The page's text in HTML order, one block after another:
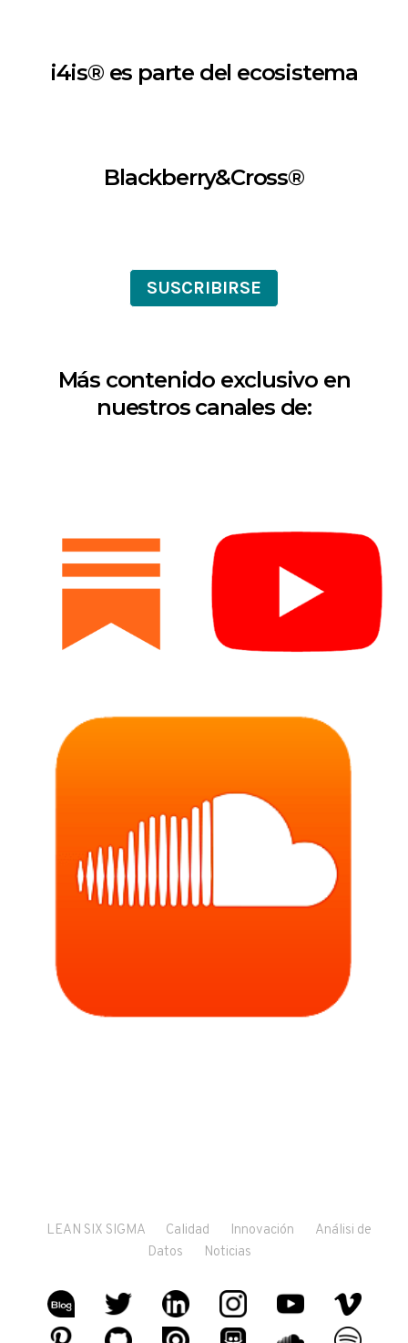
i4is® es parte del ecosistema
Blackberry&Cross®
SUSCRIBIRSE
Más contenido exclusivo en
nuestros canales de:
LEAN SIX SIGMA Calidad Innovación
Análisi de
Datos
Noticias